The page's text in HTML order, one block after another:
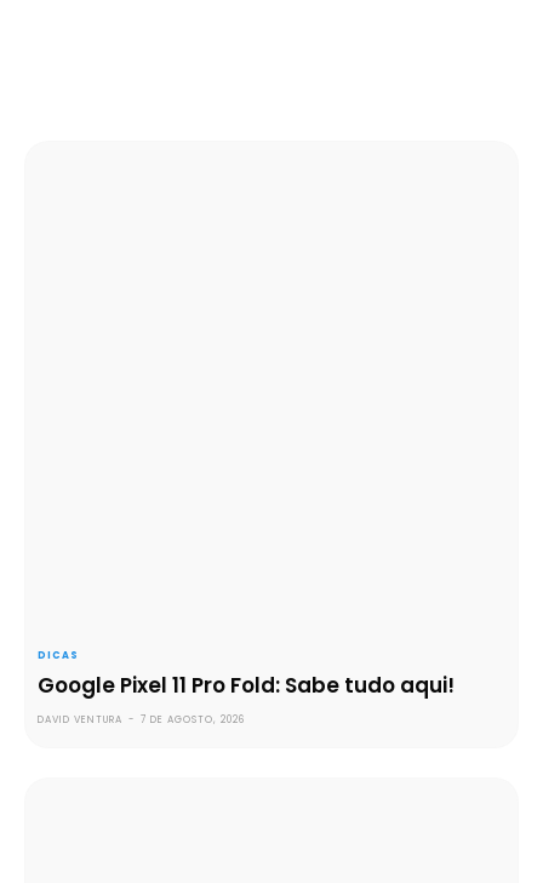
DICAS
Google Pixel 11 Pro Fold: Sabe tudo aqui!
DAVID VENTURA - 7 DE AGOSTO, 2026